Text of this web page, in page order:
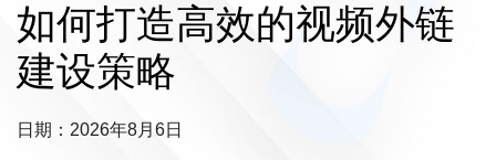
如何打造高效的视频外链
建设策略
日期：2026年8月6日